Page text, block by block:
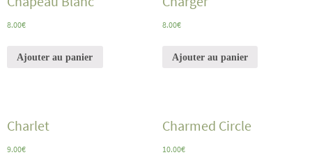
8.00€
Ajouter au panier
8.00€
Ajouter au panier
Charlet
9.00€
Charmed Circle
10.00€